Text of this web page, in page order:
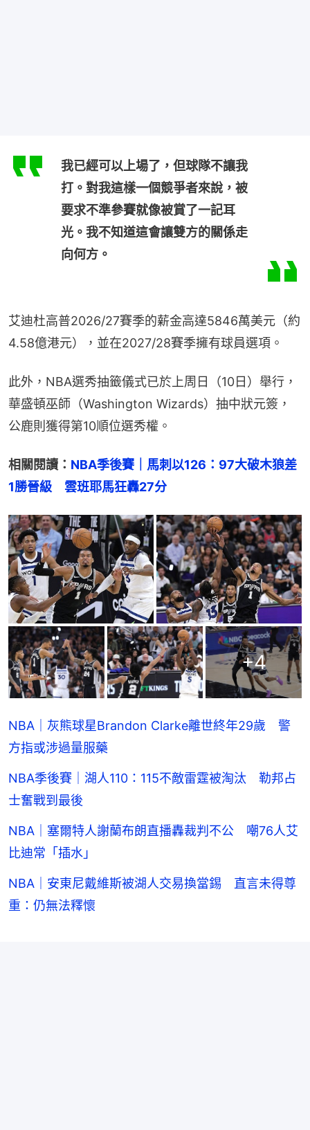
我已經可以上場了，但球隊不讓我
打。對我這樣一個競爭者來說，被
要求不準參賽就像被賞了一記耳
光。我不知道這會讓雙方的關係走
向何方。
艾迪杜高普2026/27賽季的薪金高達5846萬美元（約
4.58億港元），並在2027/28賽季擁有球員選項。
此外，NBA選秀抽籤儀式已於上周日（10日）舉行，
華盛頓巫師（Washington Wizards）抽中狀元簽，
公鹿則獲得第10順位選秀權。
相關閱讀： NBA季後賽｜馬刺以126：97大破木狼差
1勝晉級　雲班耶馬狂轟27分
+4
NBA｜灰熊球星Brandon Clarke離世終年29歲 警
方指或涉過量服藥
NBA季後賽｜湖人110：115不敵雷霆被淘汰 勒邦占
士奮戰到最後
NBA｜塞爾特人謝蘭布朗直播轟裁判不公 嘲76人艾
比迪常「插水」
NBA｜安東尼戴維斯被湖人交易換當錫 直言未得尊
重：仍無法釋懷